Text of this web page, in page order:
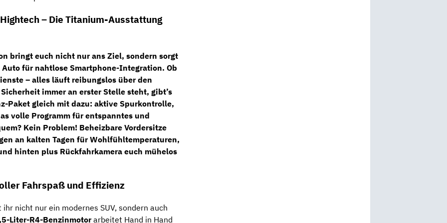
– Die Titanium-Ausstattung
bringt euch nicht nur ans Ziel, sondern sorgt
Auto für nahtlose Smartphone-Integration. Ob
– alles läuft reibungslos über den
immer an erster Stelle steht, gibt’s
Paket gleich mit dazu: aktive Spurkontrolle,
volle Programm für entspanntes und
Kein Problem! Beheizbare Vordersitze
an kalten Tagen für Wohlfühltemperaturen,
hinten plus Rückfahrkamera euch mühelos
Fahrspaß und Effizienz
nicht nur ein modernes SUV, sondern auch
Liter-R4-Benzinmotorarbeitet Hand in Hand